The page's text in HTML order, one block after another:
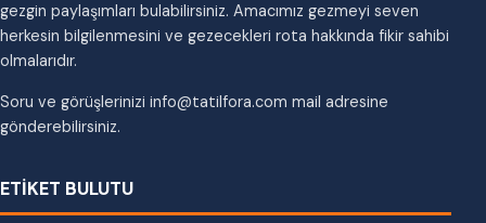
gezgin paylaşımları bulabilirsiniz. Amacımız gezmeyi seven
herkesin bilgilenmesini ve gezecekleri rota hakkında fikir sahibi
olmalarıdır.
Soru ve görüşlerinizi info@tatilfora.com mail adresine
gönderebilirsiniz.
ETİKET BULUTU